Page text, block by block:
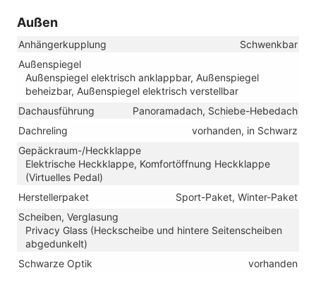
Außen
Anhängerkupplung
Schwenkbar
Außenspiegel
Außenspiegel elektrisch anklappbar, Außenspiegel
beheizbar, Außenspiegel elektrisch verstellbar
Dachausführung
Panoramadach, Schiebe-Hebedach
Dachreling
vorhanden, in Schwarz
Gepäckraum-/Heckklappe
Elektrische Heckklappe, Komfortöffnung Heckklappe
(Virtuelles Pedal)
Herstellerpaket
Sport-Paket, Winter-Paket
Scheiben, Verglasung
Privacy Glass (Heckscheibe und hintere Seitenscheiben
abgedunkelt)
Schwarze Optik
vorhanden